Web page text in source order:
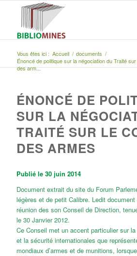
Vous êtes ici : Accueil / documents /
Énoncé de politique sur la négociation du Traité
des arm...
ÉNONCÉ DE
SUR LA
TRAITÉ SUR LE
DES ARMES
Publié le 30 juin 2014
Document extrait du site du Forum
légères et de petit Calibre. Ledit
réunion des son Conseil de Direction,
le 30 Janvier 2012.
Ce Conseil met un accent particulier sur
et la sécurité internationales que
mondiaux d’armes et de munitions,